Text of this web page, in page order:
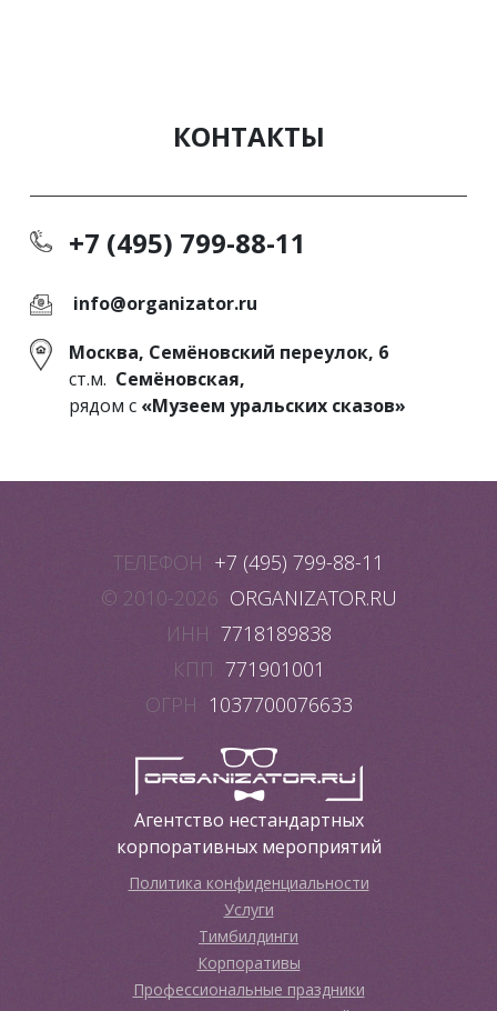
КОНТАКТЫ
+7 (495) 799-88-11
info@organizator.ru
Москва, Семёновский переулок, 6
ст.м. Семёновская,
рядом с «Музеем уральских сказов»
ТЕЛЕФОН +7 (495) 799-88-11
© 2010-2026 ORGANIZATOR.RU
ИНН 7718189838
КПП 771901001
ОГРН 1037700076633
Агентство нестандартных
корпоративных мероприятий
Политика конфиденциальности
Услуги
Тимбилдинги
Корпоративы
Профессиональные праздники